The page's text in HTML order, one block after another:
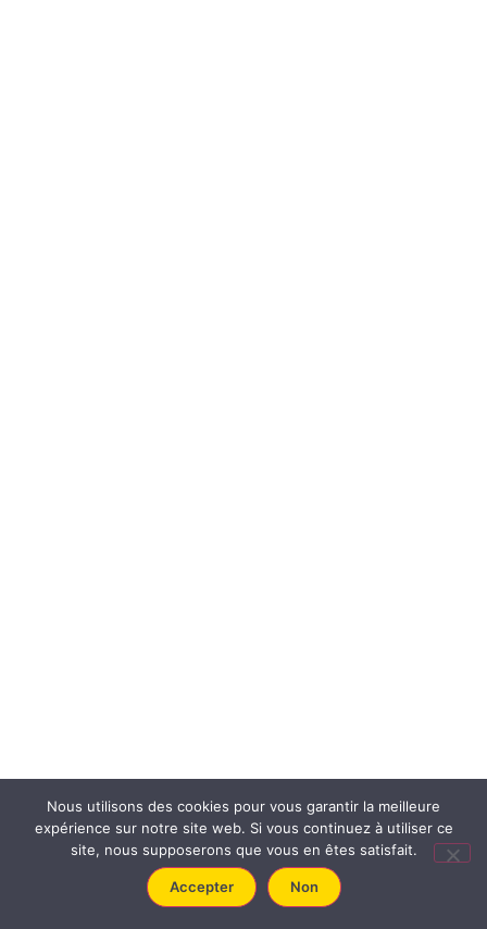
Nous utilisons des cookies pour vous garantir la meilleure
expérience sur notre site web. Si vous continuez à utiliser ce
site, nous supposerons que vous en êtes satisfait.
Accepter Non